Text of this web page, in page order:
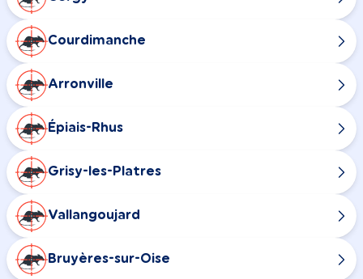
Courdimanche
Arronville
Épiais-Rhus
Grisy-les-Platres
Vallangoujard
Bruyères-sur-Oise